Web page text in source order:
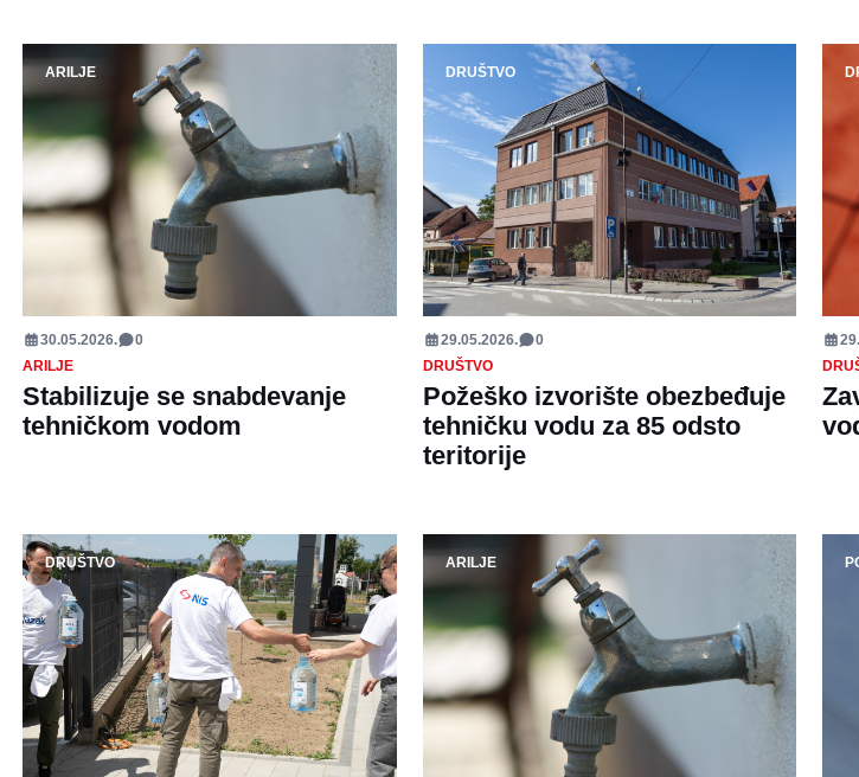
ARILJE
30.05.2026.
0
ARILJE
Stabilizuje se snabdevanje
tehničkom vodom
DRUŠTVO
29.05.2026.
0
DRUŠTVO
Požeško izvorište obezbeđuje
tehničku vodu za 85 odsto
teritorije
DRUŠTVO ARILJE